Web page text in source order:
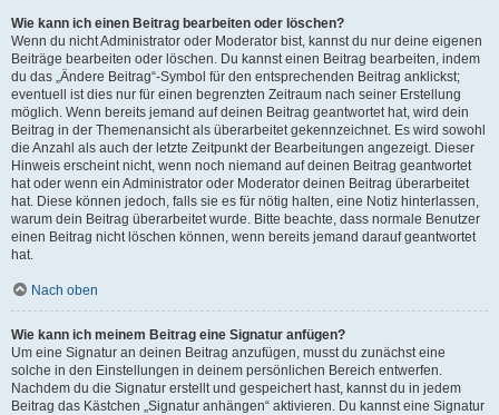
Wie kann ich einen Beitrag bearbeiten oder löschen?
Wenn du nicht Administrator oder Moderator bist, kannst du nur deine eigenen
Beiträge bearbeiten oder löschen. Du kannst einen Beitrag bearbeiten, indem
du das „Ändere Beitrag“-Symbol für den entsprechenden Beitrag anklickst;
eventuell ist dies nur für einen begrenzten Zeitraum nach seiner Erstellung
möglich. Wenn bereits jemand auf deinen Beitrag geantwortet hat, wird dein
Beitrag in der Themenansicht als überarbeitet gekennzeichnet. Es wird sowohl
die Anzahl als auch der letzte Zeitpunkt der Bearbeitungen angezeigt. Dieser
Hinweis erscheint nicht, wenn noch niemand auf deinen Beitrag geantwortet
hat oder wenn ein Administrator oder Moderator deinen Beitrag überarbeitet
hat. Diese können jedoch, falls sie es für nötig halten, eine Notiz hinterlassen,
warum dein Beitrag überarbeitet wurde. Bitte beachte, dass normale Benutzer
einen Beitrag nicht löschen können, wenn bereits jemand darauf geantwortet
hat.
Nach oben
Wie kann ich meinem Beitrag eine Signatur anfügen?
Um eine Signatur an deinen Beitrag anzufügen, musst du zunächst eine
solche in den Einstellungen in deinem persönlichen Bereich entwerfen.
Nachdem du die Signatur erstellt und gespeichert hast, kannst du in jedem
Beitrag das Kästchen „Signatur anhängen“ aktivieren. Du kannst eine Signatur